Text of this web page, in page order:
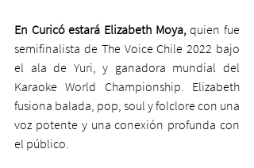
En Curicó estará Elizabeth Moya, quien fue
semifinalista de The Voice Chile 2022 bajo
el ala de Yuri, y ganadora mundial del
Karaoke World Championship. Elizabeth
fusiona balada, pop, soul y folclore con una
voz potente y una conexión profunda con
el público.